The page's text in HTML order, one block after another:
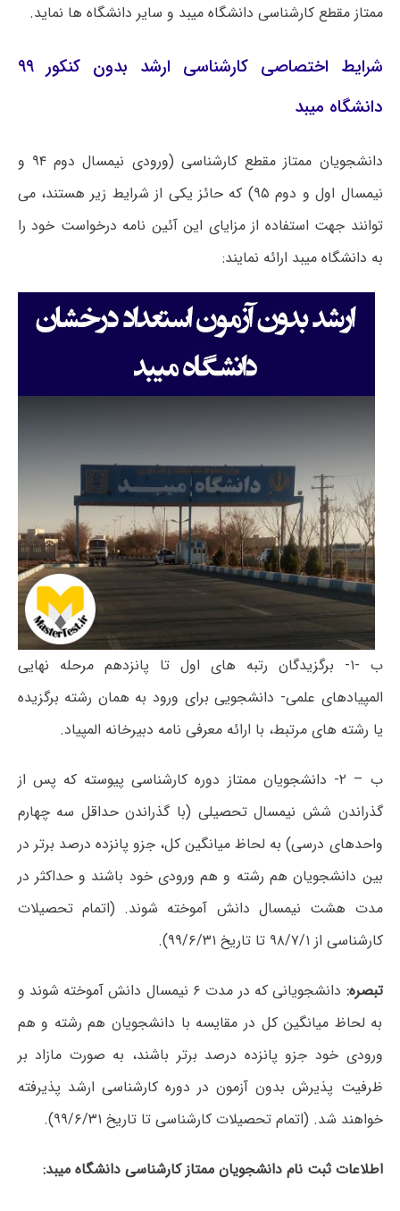
ممتاز مقطع کارشناسی دانشگاه میبد و سایر دانشگاه ها نماید.
شرایط اختصاصی کارشناسی ارشد بدون کنکور ۹۹
دانشگاه میبد
دانشجویان ممتاز مقطع کارشناسی (ورودی نیمسال دوم ۹۴ و
نیمسال اول و دوم ۹۵) که حائز یکی از شرایط زیر هستند، می
توانند جهت استفاده از مزایای این آئین نامه درخواست خود را
به دانشگاه میبد ارائه نمایند:
ب -۱- برگزیدگان رتبه های اول تا پانزدهم مرحله نهایی
المپیادهای علمی- دانشجویی برای ورود به همان رشته برگزیده
یا رشته های مرتبط، با ارائه معرفی نامه دبیرخانه المپیاد.
ب – ۲- دانشجویان ممتاز دوره کارشناسی پیوسته که پس از
گذراندن شش نیمسال تحصیلی (با گذراندن حداقل سه چهارم
واحدهای درسی) به لحاظ میانگین کل، جزو پانزده درصد برتر در
بین دانشجویان هم رشته و هم ورودی خود باشند و حداکثر در
مدت هشت نیمسال دانش آموخته شوند.(اتمام تحصیلات
کارشناسی از ۹۸/۷/۱ تا تاریخ ۹۹/۶/۳۱).
تبصره:
دانشجویانی که در مدت ۶ نیمسال دانش آموخته شوند و
به لحاظ میانگین کل در مقایسه با دانشجویان هم رشته و هم
ورودی خود جزو پانزده درصد برتر باشند، به صورت مازاد بر
ظرفیت پذیرش بدون آزمون در دوره کارشناسی ارشد پذیرفته
خواهند شد. (اتمام تحصیلات کارشناسی تا تاریخ ۹۹/۶/۳۱).
اطلاعات ثبت نام دانشجویان ممتاز کارشناسی دانشگاه میبد: